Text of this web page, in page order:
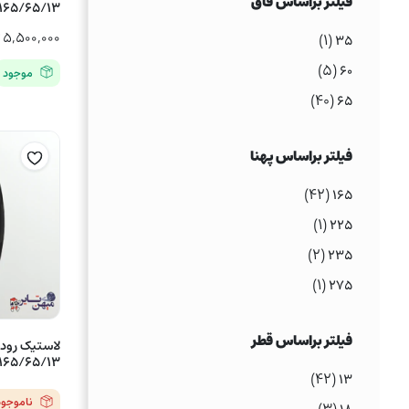
165/65/13 مدل TA21
۵,۵۰۰,۰۰۰
موجود
165/65/13 مدلCP661 – یک حلقه
۳۵(۱)
۶۰(۵)
۶۵(۴۰)
فیلتر براساس پهنا
۱۶۵(۴۲)
۲۲۵(۱)
۲۳۵(۲)
۲۷۵(۱)
فیلتر براساس قطر
۱۳(۴۲)